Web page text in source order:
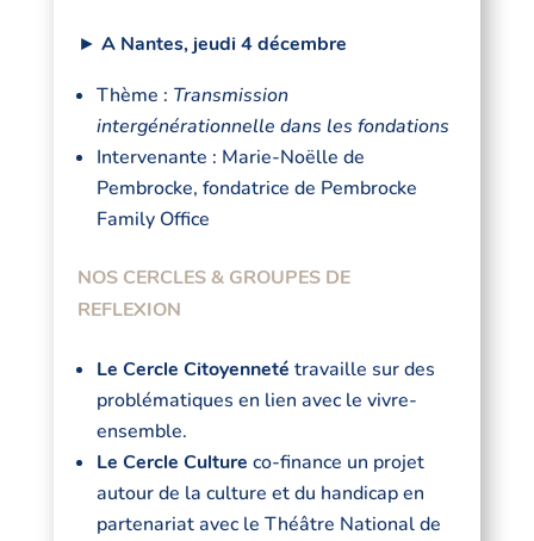
► A Nantes, jeudi 4 décembre
Thème : Transmission
intergénérationnelle dans les fondations
Intervenante : Marie-Noëlle de
Pembrocke, fondatrice de Pembrocke
Family Office
NOS CERCLES & GROUPES DE
REFLEXION
Le Cercle Citoyenneté travaille sur des
problématiques en lien avec le vivre-
ensemble.
Le Cercle Culture co-finance un projet
autour de la culture et du handicap en
partenariat avec le Théâtre National de